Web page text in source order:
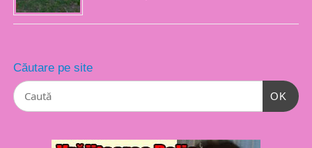
Căutare pe site
OK